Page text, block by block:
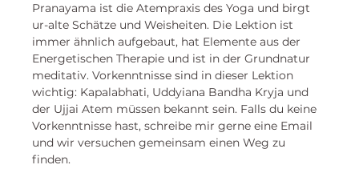
Pranayama ist die Atempraxis des Yoga und birgt
ur-alte Schätze und Weisheiten. Die Lektion ist
immer ähnlich aufgebaut, hat Elemente aus der
Energetischen Therapie und ist in der Grundnatur
meditativ. Vorkenntnisse sind in dieser Lektion
wichtig: Kapalabhati, Uddyiana Bandha Kryja und
der Ujjai Atem müssen bekannt sein. Falls du keine
Vorkenntnisse hast, schreibe mir gerne eine Email
und wir versuchen gemeinsam einen Weg zu
finden.